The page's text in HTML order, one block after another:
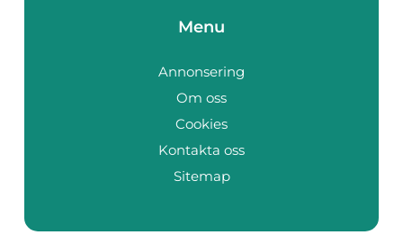
Menu
Annonsering
Om oss
Cookies
Kontakta oss
Sitemap